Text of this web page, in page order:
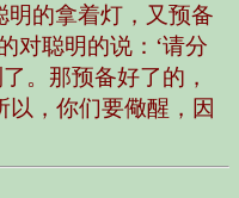
明的拿着灯，又预备
对聪明的说：‘请分
。那预备好了的，
以，你们要儆醒，因